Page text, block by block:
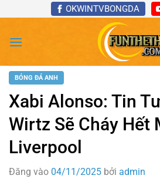
nội
OKWINTVBONGDA
BÓNG ĐÁ ANH
Xabi Alonso: Tin
Wirtz Sẽ Cháy Hết
Liverpool
Đăng vào 04/11/2025 bởi admin